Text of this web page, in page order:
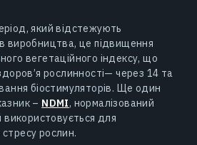
який відстежують
виробництва, це підвищення
вегетаційного індексу, що
рослинності— через 14 та
біостимуляторів. Ще один
– NDMI, нормалізований
використовується для
рослин.